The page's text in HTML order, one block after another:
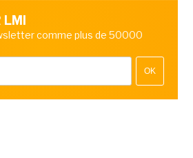
comme plus de 50000
OK